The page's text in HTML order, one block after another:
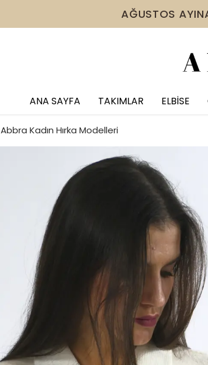
2 VE ÜZERİ ÜRÜNDE
ANA SAYFA TAKIMLAR ELBİSE
Abbra Kadın Hırka Modelleri